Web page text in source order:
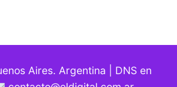
Aires. Argentina | DNS en